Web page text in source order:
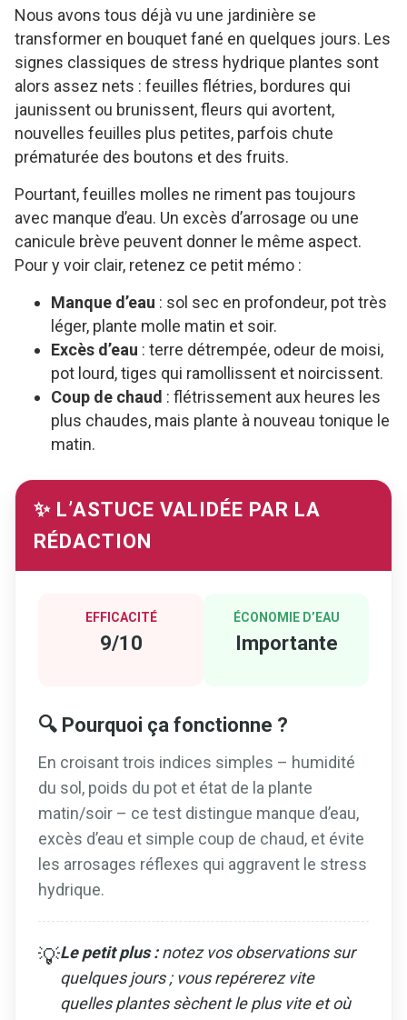
Nous avons tous déjà vu une jardinière se
transformer en bouquet fané en quelques jours. Les
signes classiques de stress hydrique plantes sont
alors assez nets : feuilles flétries, bordures qui
jaunissent ou brunissent, fleurs qui avortent,
nouvelles feuilles plus petites, parfois chute
prématurée des boutons et des fruits.
Pourtant, feuilles molles ne riment pas toujours
avec manque d’eau. Un excès d’arrosage ou une
canicule brève peuvent donner le même aspect.
Pour y voir clair, retenez ce petit mémo :
Manque d’eau : sol sec en profondeur, pot très
léger, plante molle matin et soir.
Excès d’eau : terre détrempée, odeur de moisi,
pot lourd, tiges qui ramollissent et noircissent.
Coup de chaud : flétrissement aux heures les
plus chaudes, mais plante à nouveau tonique le
matin.
✨ L’ASTUCE VALIDÉE PAR LA
RÉDACTION
EFFICACITÉ
9/10
ÉCONOMIE D’EAU
Importante
🔍 Pourquoi ça fonctionne ?
En croisant trois indices simples – humidité
du sol, poids du pot et état de la plante
matin/soir – ce test distingue manque d’eau,
excès d’eau et simple coup de chaud, et évite
les arrosages réflexes qui aggravent le stress
hydrique.
💡Le petit plus :notez vos observations sur
quelques jours ; vous repérerez vite
quelles plantes sèchent le plus vite et où